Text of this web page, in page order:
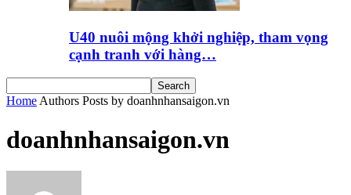
U40 nuôi mộng khởi nghiệp, tham vọng
cạnh tranh với hàng…
Home Authors Posts by doanhnhansaigon.vn
doanhnhansaigon.vn